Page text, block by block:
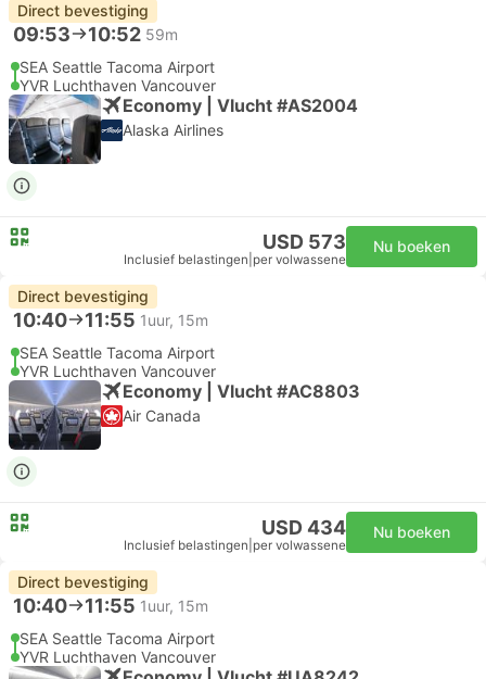
Direct bevestiging
09:53 10:52 59m
SEA Seattle Tacoma Airport
YVR Luchthaven Vancouver
Economy | Vlucht #AS2004
Alaska Airlines
USD 573
Inclusief belastingen per volwassene
Nu boeken
Direct bevestiging
10:40 11:55 1uur, 15m
SEA Seattle Tacoma Airport
YVR Luchthaven Vancouver
Economy | Vlucht #AC8803
Air Canada
USD 434
Inclusief belastingen per volwassene
Nu boeken
Direct bevestiging
10:40 11:55 1uur, 15m
SEA Seattle Tacoma Airport
YVR Luchthaven Vancouver